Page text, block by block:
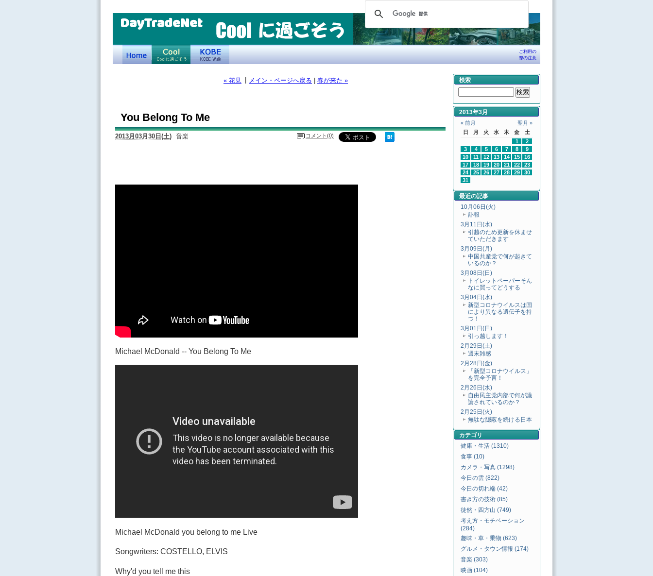
DayTradeNet
ご利用の
際の注意
« 花見 メイン・ページへ戻る 春が来た »
You Belong To Me
2013月03月30日(土) 音楽 コメント(0)
Michael McDonald -- You Belong To Me
Michael McDonald you belong to me Live
Songwriters: COSTELLO, ELVIS
Why'd you tell me this
検索
2013年3月
« 前月
翌月 »
日
月 火 水 木 金
土
1
2
3
4 5 6 7 8
9
10
11 12 13 14 15
16
17
18 19 20 21 22
23
24
25 26 27 28 29
30
31
最近の記事
10月06日(火)
訃報
3月11日(水)
引越のため更新を休ませ
ていただきます
3月09日(月)
中国共産党で何が起きて
いるのか？
3月08日(日)
トイレットペーパーそん
なに買ってどうする
3月04日(水)
新型コロナウイルスは国
により異なる遺伝子を持
つ！
3月01日(日)
引っ越します！
2月29日(土)
週末雑感
2月28日(金)
「新型コロナウイルス」
を完全予言！
2月26日(水)
自由民主党内部で何が議
論されているのか？
2月25日(火)
無駄な隠蔽を続ける日本
カテゴリ
健康・生活 (1310)
食事 (10)
カメラ・写真 (1298)
今日の雲 (822)
今日の切れ端 (42)
書き方の技術 (85)
徒然・四方山 (749)
考え方・モチベーション
(284)
趣味・車・乗物 (623)
グルメ・タウン情報 (174)
音楽 (303)
映画 (104)